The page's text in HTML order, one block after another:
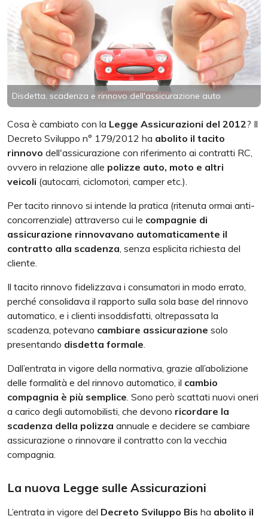
Disdetta, scadenza e rinnovo dell'assicurazione auto
Cosa è cambiato con la Legge Assicurazioni del 2012? Il
Decreto Sviluppo n° 179/2012 ha abolito il tacito
rinnovo dell'assicurazione con riferimento ai contratti RC,
ovvero in relazione alle polizze auto, moto e altri
veicoli (autocarri, ciclomotori, camper etc.).
Per tacito rinnovo si intende la pratica (ritenuta ormai anti-
concorrenziale) attraverso cui le compagnie di
assicurazione rinnovavano automaticamente il
contratto alla scadenza, senza esplicita richiesta del
cliente.
Il tacito rinnovo fidelizzava i consumatori in modo errato,
perché consolidava il rapporto sulla sola base del rinnovo
automatico, e i clienti insoddisfatti, oltrepassata la
scadenza, potevano cambiare assicurazione solo
presentando disdetta formale.
Dall’entrata in vigore della normativa, grazie all’abolizione
delle formalità e del rinnovo automatico, il cambio
compagnia è più semplice. Sono però scattati nuovi oneri
a carico degli automobilisti, che devono ricordare la
scadenza della polizza annuale e decidere se cambiare
assicurazione o rinnovare il contratto con la vecchia
compagnia.
La nuova Legge sulle Assicurazioni
L’entrata in vigore del Decreto Sviluppo Bis ha abolito il